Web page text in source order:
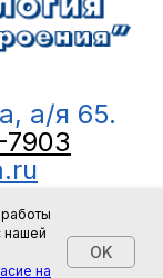
нашей
на
OK
а/я 65.
центр